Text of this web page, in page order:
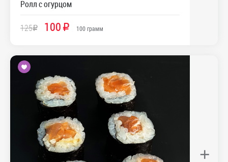
Ролл с огурцом
125R 100R 100грамм
+